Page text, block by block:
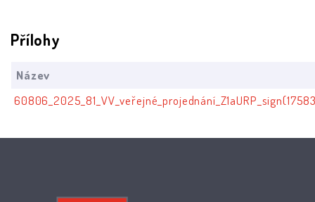
Přílohy
Název